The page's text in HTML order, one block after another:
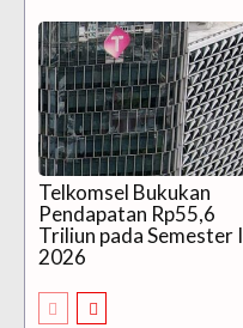
Telkomsel Bukukan
Pendapatan Rp55,6
Triliun pada Semester I
2026